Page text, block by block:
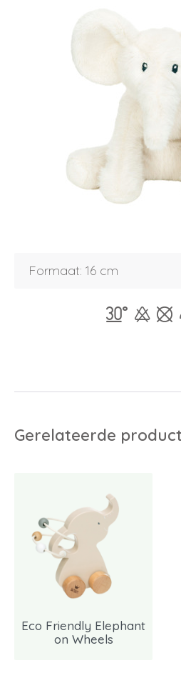
Bewaar gegevens
Inloggen
aanvragen
Nieuw wachtwoord
Formaat: 16 cm
Gerelateerde
Eco Friendly Elephant
on Wheels